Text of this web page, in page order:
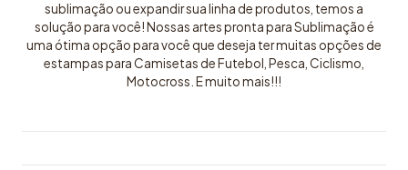
sublimação ou expandir sua linha de produtos, temos a
solução para você! Nossas artes pronta para Sublimação é
uma ótima opção para você que deseja ter muitas opções de
estampas para Camisetas de Futebol, Pesca, Ciclismo,
Motocross. E muito mais!!!